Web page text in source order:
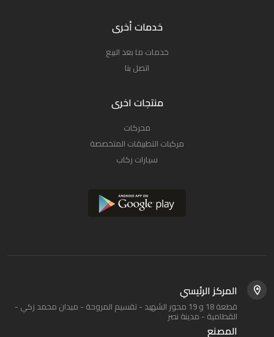
خدمات أخرى
خدمات ما بعد البيع
اتصل بنا
منتجات اخرى
محركات
مركبات التطبيقات المتخصصة
سيارات ركاب
المركز الرئيسي
قطعة 18 و 19 محور الشهيد - تقسيم المروحة - ميدان محمد زكي -
القطامية - مدينة نصر
المصنع